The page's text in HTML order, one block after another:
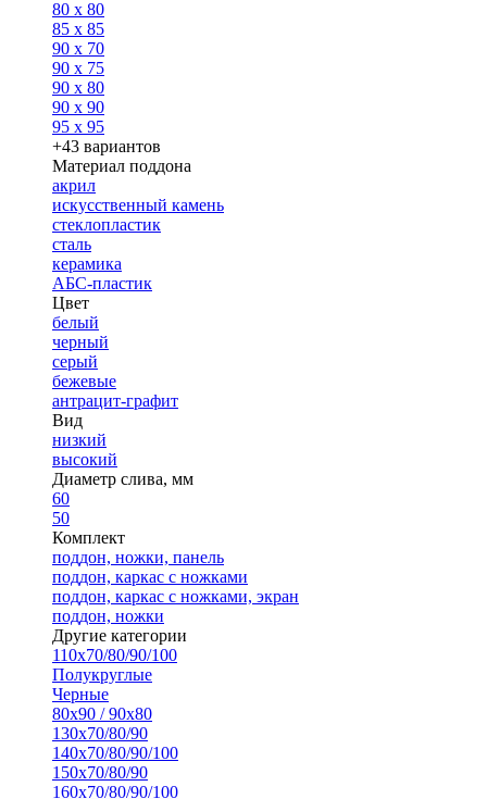
80 x 80
85 x 85
90 x 70
90 x 75
90 x 80
90 x 90
95 x 95
+43 вариантов
Материал поддона
акрил
искусственный камень
стеклопластик
сталь
керамика
АБС-пластик
Цвет
белый
черный
серый
бежевые
антрацит-графит
Вид
низкий
высокий
Диаметр слива, мм
60
50
Комплект
поддон, ножки, панель
поддон, каркас с ножками
поддон, каркас с ножками, экран
поддон, ножки
Другие категории
110х70/80/90/100
Полукруглые
Черные
80х90 / 90х80
130х70/80/90
140х70/80/90/100
150х70/80/90
160х70/80/90/100